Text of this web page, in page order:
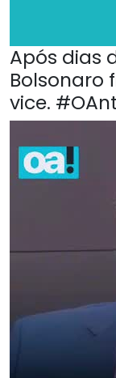
Após dias
Bolsonaro
vice.